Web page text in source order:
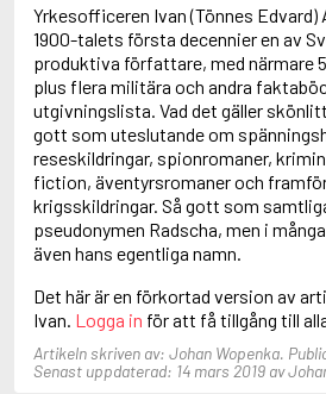
Aminoff, Ivan
Amis, Kingsley
Anappara, Deepa
Anders, Sigrid
Andersen, Carlo
Anderson, F.I.
Anderson, James
Yrkesofficeren Ivan (Tönnes
1900-talets första decennier en av
produktiva författare, med närmare
plus flera militära och andra
utgivningslista. Vad det gäller
gott som uteslutande om
reseskildringar, spionromaner,
fiction, äventyrsromaner och
krigsskildringar. Så gott som
pseudonymen Radscha, men i
även hans egentliga namn.
Det här är en förkortad version av
Ivan. Logga in för att få tillgång till
Artikeln skriven av: Johan Wopenka.
Senast uppdaterad: 14 mars 2019 av